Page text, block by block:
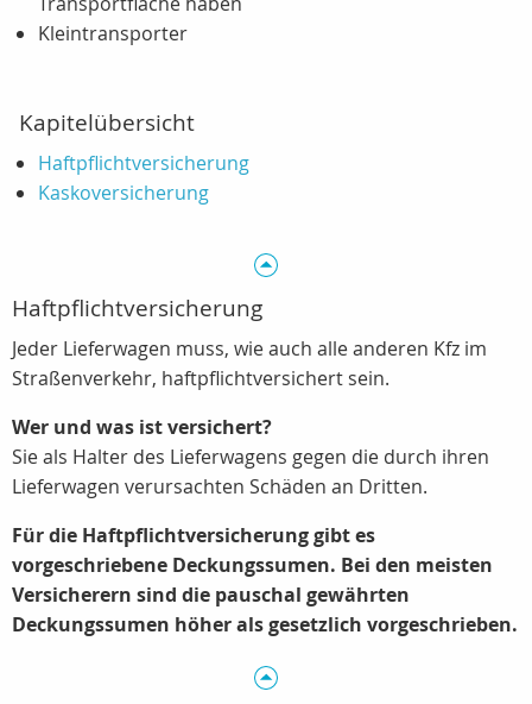
Kleintransporter
Kapitelübersicht
Haftpflichtversicherung
Kaskoversicherung
Haftpflichtversicherung
Jeder Lieferwagen muss, wie auch alle anderen Kfz im
Straßenverkehr, haftpflichtversichert sein.
Wer und was ist versichert?
Sie als Halter des Lieferwagens gegen die durch ihren
Lieferwagen verursachten Schäden an Dritten.
Für die Haftpflichtversicherung gibt es
vorgeschriebene Deckungssumen. Bei den meisten
Versicherern sind die pauschal gewährten
Deckungssumen höher als gesetzlich vorgeschrieben.